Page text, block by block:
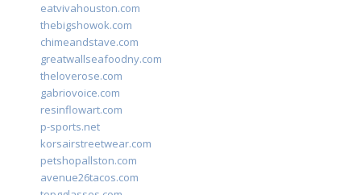
eatvivahouston.com
thebigshowok.com
chimeandstave.com
greatwallseafoodny.com
theloverose.com
gabriovoice.com
resinflowart.com
p-sports.net
korsairstreetwear.com
petshopallston.com
avenue26tacos.com